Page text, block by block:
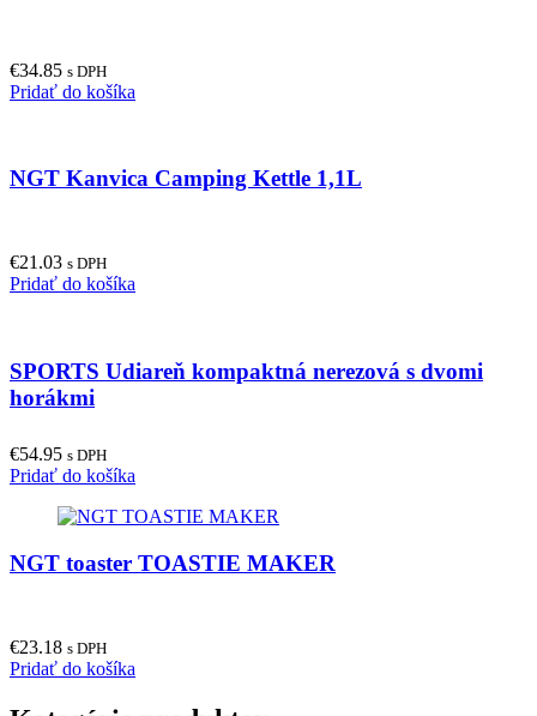
€34.85 s DPH
Pridať do košíka
NGT Kanvica Camping Kettle 1,1L
€21.03 s DPH
Pridať do košíka
SPORTS Udiareň kompaktná nerezová s dvomi
horákmi
€54.95 s DPH
Pridať do košíka
NGT toaster TOASTIE MAKER
€23.18 s DPH
Pridať do košíka